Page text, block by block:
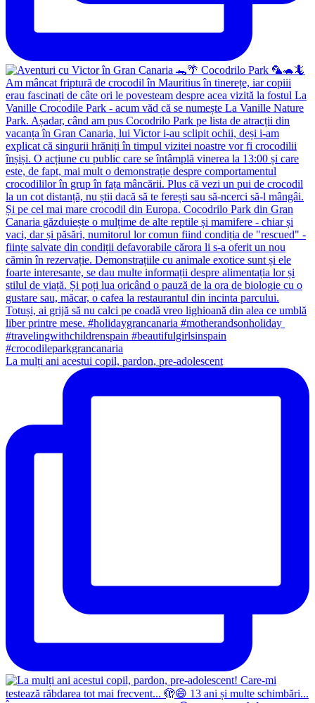
La mulți ani acestui copil, pardon, pre-adolescent